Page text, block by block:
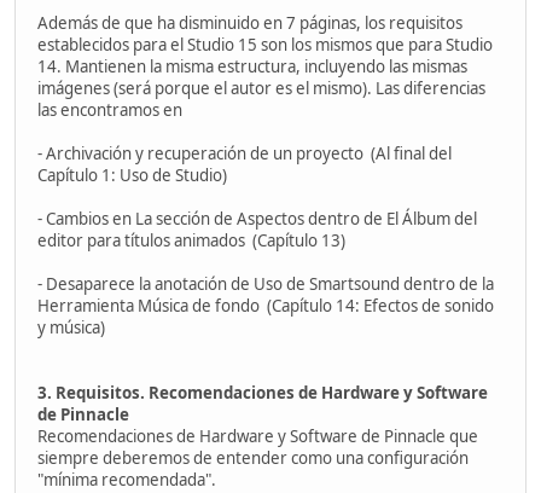
Además de que ha disminuido en 7 páginas, los requisitos
establecidos para el Studio 15 son los mismos que para Studio
14. Mantienen la misma estructura, incluyendo las mismas
imágenes (será porque el autor es el mismo). Las diferencias
las encontramos en
- Archivación y recuperación de un proyecto (Al final del
Capítulo 1: Uso de Studio)
- Cambios en La sección de Aspectos dentro de El Álbum del
editor para títulos animados (Capítulo 13)
- Desaparece la anotación de Uso de Smartsound dentro de la
Herramienta Música de fondo (Capítulo 14: Efectos de sonido
y música)
3. Requisitos. Recomendaciones de Hardware y Software
de Pinnacle
Recomendaciones de Hardware y Software de Pinnacle que
siempre deberemos de entender como una configuración
"mínima recomendada".